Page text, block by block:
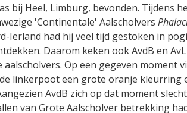
bij Heel, Limburg, bevonden. Tijdens
'Continentale' Aalscholvers
Ierland had hij veel tijd gestoken in
Daarom keken ook AvdB en
Op een gegeven moment
linkerpoot een grote oranje kleurring
AvdB zich op dat moment
van Grote Aalscholver betrekking